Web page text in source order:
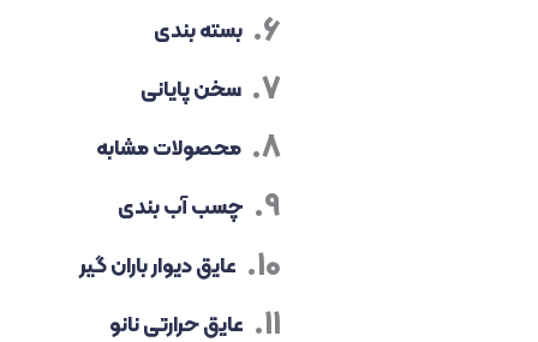
بسته بندی
سخن پایانی
محصولات مشابه
چسب آب بندی
عایق دیوار باران گیر
عایق حرارتی نانو